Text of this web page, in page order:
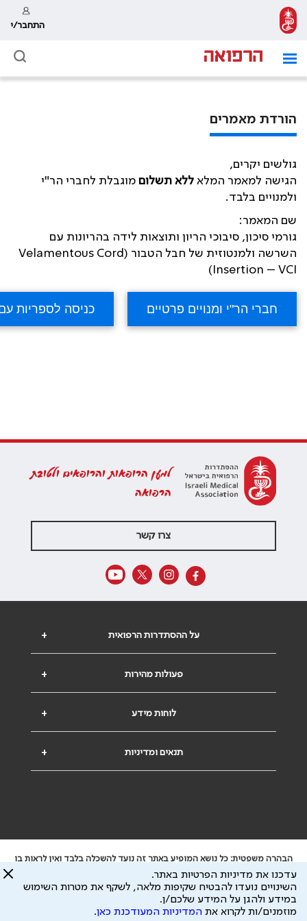
התחבר/י
הורדת מאמרים
גולשים יקרים,
הגישה למאמר המלא ללא תשלום מוגבלת לחברי הר"י
ולמנויים בלבד.
שם המאמר:
גורמי סיכון, סיבוכי הריון ותוצאות לידה בהריונות עם
השרשה ולמנטוזית של חבל הטבור (Velamentous Cord
Insertion – VCI)
למען הרופאות והרופאים ולטובת
הרפואה
צרו קשר
+ על ההסתדרות הרפואית
+ פעולות מהירות
+ לוחות מידע
+ תנאים ומדיניות
הבהרה משפטית: כל נושא המופיע באתר זה נועד להשכלה בלבד ואין לראות בו
ייעוץ רפואי או משפטי. אין הר"י אחראית לתוכן המתפרסם באתר זה ולכל נזק
שעלול להיגרם.
ידוע לי שהר"י אוספת ושומרת מידע אישי לצורך מתן השרות וכי חלק ממנו עשוי
להיות מועבר לצדדים שלישיים, הכל בכפוף למדיניות הפרטיות
עדכנו את מדיניות הפרטיות באתר.
השינויים נועדו להבטיח שקיפות מלאה, לשקף את מטרות השימוש
במידע ולהגן על המידע שלכם/ן.
מוזמנים/ות לקרוא את המדיניות המעודכנת כאן.